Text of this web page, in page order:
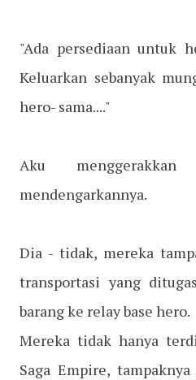
"Ada persediaan untuk
Keluarkan sebanyak
hero- sama...."
Aku
mendengarkannya.
Dia - tidak, mereka
transportasi yang
barang ke relay base hero.
Mereka tidak hanya
Saga Empire,